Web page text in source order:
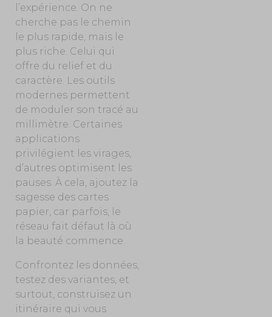
l’expérience. On ne
cherche pas le chemin
le plus rapide, mais le
plus riche. Celui qui
offre du relief et du
caractère. Les outils
modernes permettent
de moduler son tracé au
millimètre. Certaines
applications
privilégient les virages,
d’autres optimisent les
pauses. À cela, ajoutez la
sagesse des cartes
papier, car parfois, le
réseau fait défaut là où
la beauté commence.
Confrontez les données,
testez des variantes, et
surtout, construisez un
itinéraire qui vous